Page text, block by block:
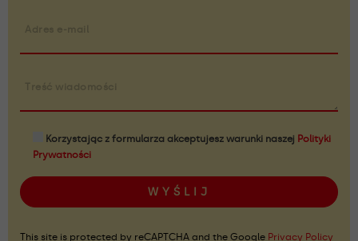
Korzystając z formularza akceptujesz warunki naszej Polityki
Prywatności
This site is protected by reCAPTCHA and the Google Privacy Policy